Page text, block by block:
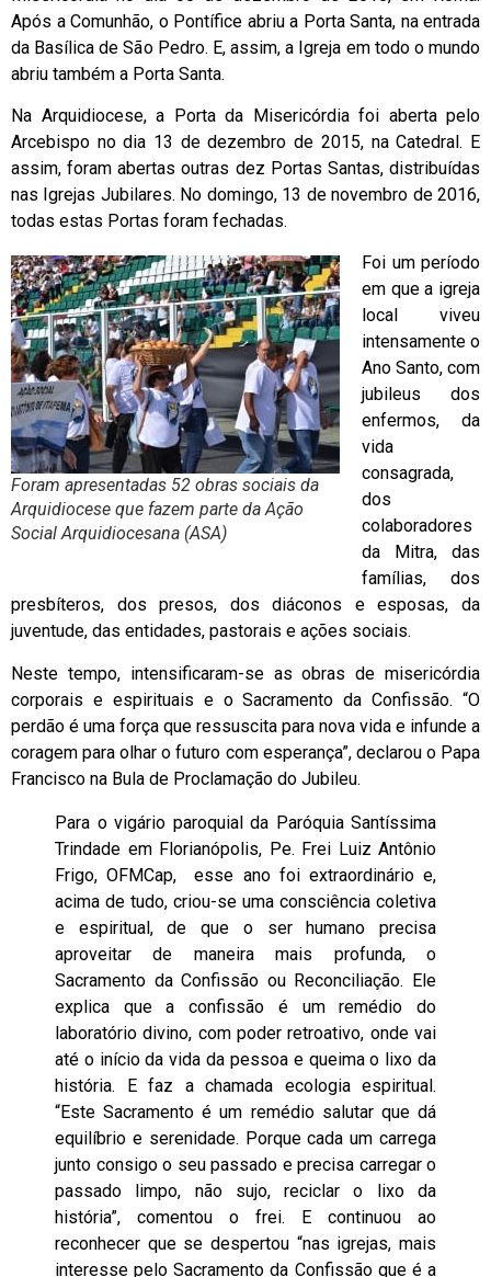
Após a Comunhão, o Pontífice abriu a Porta Santa, na entrada
da Basílica de São Pedro. E, assim, a Igreja em todo o mundo
abriu também a Porta Santa.
Na Arquidiocese, a Porta da Misericórdia foi aberta pelo
Arcebispo no dia 13 de dezembro de 2015, na Catedral. E
assim, foram abertas outras dez Portas Santas, distribuídas
nas Igrejas Jubilares. No domingo, 13 de novembro de 2016,
todas estas Portas foram fechadas.
Foram apresentadas 52 obras sociais da
Arquidiocese que fazem parte da Ação
Social Arquidiocesana (ASA)
Foi um período
em que a igreja
local viveu
intensamente o
Ano Santo, com
jubileus dos
enfermos, da
vida
consagrada,
dos
colaboradores
da Mitra, das
famílias, dos
presbíteros, dos presos, dos diáconos e esposas, da
juventude, das entidades, pastorais e ações sociais.
Neste tempo, intensificaram-se as obras de misericórdia
corporais e espirituais e o Sacramento da Confissão. “O
perdão é uma força que ressuscita para nova vida e infunde a
coragem para olhar o futuro com esperança”, declarou o Papa
Francisco na Bula de Proclamação do Jubileu.
Para o vigário paroquial da Paróquia Santíssima
Trindade em Florianópolis, Pe. Frei Luiz Antônio
Frigo, OFMCap, esse ano foi extraordinário e,
acima de tudo, criou-se uma consciência coletiva
e espiritual, de que o ser humano precisa
aproveitar de maneira mais profunda, o
Sacramento da Confissão ou Reconciliação. Ele
explica que a confissão é um remédio do
laboratório divino, com poder retroativo, onde vai
até o início da vida da pessoa e queima o lixo da
história. E faz a chamada ecologia espiritual.
“Este Sacramento é um remédio salutar que dá
equilíbrio e serenidade. Porque cada um carrega
junto consigo o seu passado e precisa carregar o
passado limpo, não sujo, reciclar o lixo da
história”, comentou o frei. E continuou ao
reconhecer que se despertou “nas igrejas, mais
interesse pelo Sacramento da Confissão que é a